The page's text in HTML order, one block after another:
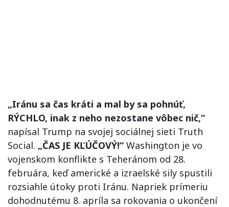
„Iránu sa čas kráti a mal by sa pohnúť,
RÝCHLO, inak z neho nezostane vôbec nič,“
napísal Trump na svojej sociálnej sieti Truth
Social. „ČAS JE KĽÚČOVÝ!“ Washington je vo
vojenskom konflikte s Teheránom od 28.
februára, keď americké a izraelské sily spustili
rozsiahle útoky proti Iránu. Napriek prímeriu
dohodnutému 8. apríla sa rokovania o ukončení